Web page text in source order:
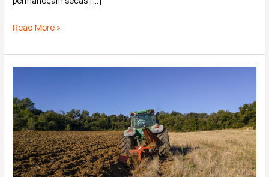
Read More »
da
Terraplanagem
na
Agricultura